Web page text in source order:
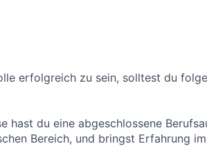
erfolgreich zu sein, solltest du
hast du eine abgeschlossene
Bereich, und bringst Erfahrung